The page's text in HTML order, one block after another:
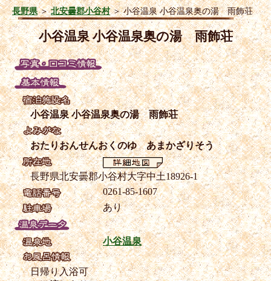
長野県＞北安曇郡小谷村＞小谷温泉 小谷温泉奥の湯 雨飾荘
小谷温泉 小谷温泉奥の湯 雨飾荘
小谷温泉 小谷温泉奥の湯 雨飾荘
おたりおんせんおくのゆ あまかざりそう
長野県北安曇郡小谷村大字中土18926-1
0261-85-1607
あり
小谷温泉
日帰り入浴可